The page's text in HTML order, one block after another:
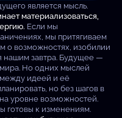
является мысль.
материализоваться,
Если мы
мы притягиваем
о возможностях, изобилии
нашим завтра. Будущее —
Но одних мыслей
идеей и её
но без шагов в
уровне возможностей.
готовы к изменениям.